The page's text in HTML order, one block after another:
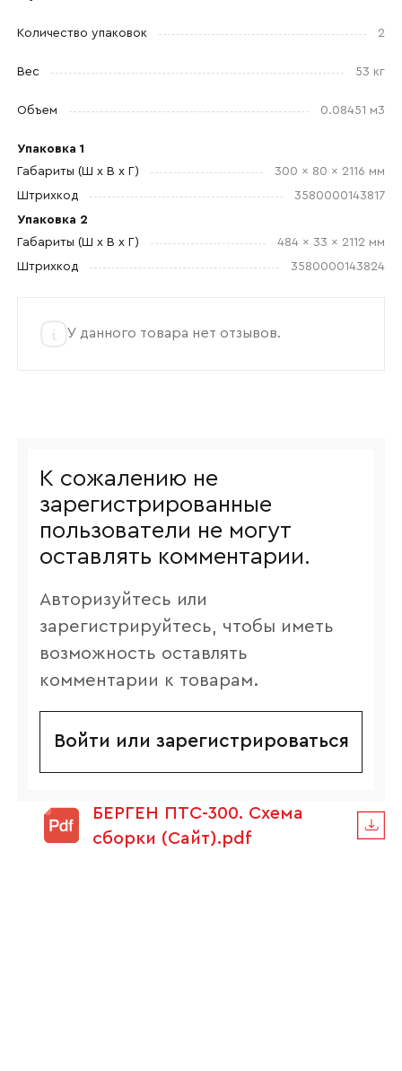
Количество упаковок 2
Вес 53 кг
Объем 0.08451 м3
Упаковка 1
Габариты (Ш x В x Г)
300 x 80 x 2116 мм
Штрихкод
3580000143817
Упаковка 2
Габариты (Ш x В x Г)
484 x 33 x 2112 мм
Штрихкод
3580000143824
У данного товара нет отзывов.
К сожалению не
зарегистрированные
пользователи не могут
оставлять комментарии.
Авторизуйтесь или
зарегистрируйтесь, чтобы иметь
возможность оставлять
комментарии к товарам.
Войти или зарегистрироваться
БЕРГЕН ПТС-300. Схема
сборки (Сайт).pdf